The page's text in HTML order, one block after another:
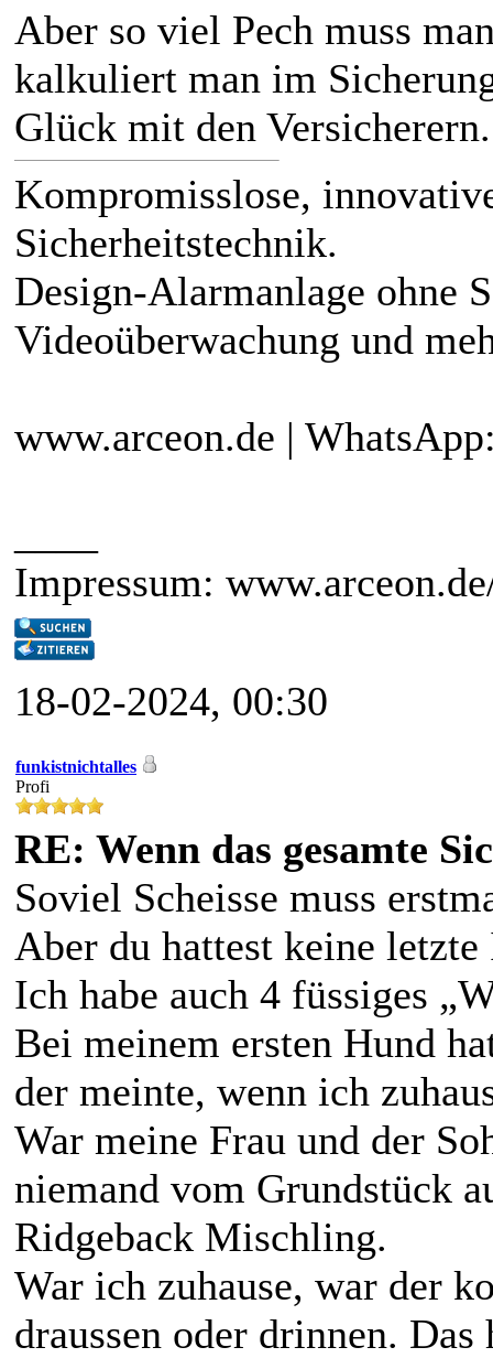
Aber so viel Pech muss
kalkuliert man im
Glück mit den Versicherern.
Kompromisslose,
Sicherheitstechnik.
Design-Alarmanlage ohne
Videoüberwachung und
www.arceon.de |
Impressum:
18-02-2024, 00:30
funkistnichtalles
Profi
RE: Wenn das gesamte
Soviel Scheisse muss
Aber du hattest keine letzte
Ich habe auch 4 füssiges
Bei meinem ersten Hund
der meinte, wenn ich
War meine Frau und der
niemand vom Grundstück
Ridgeback Mischling.
War ich zuhause, war der
draussen oder drinnen.